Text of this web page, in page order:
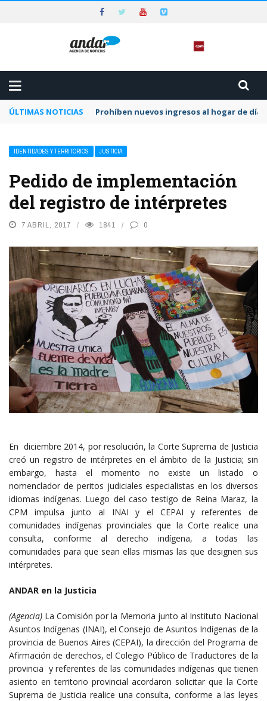
ÚLTIMAS NOTICIAS Prohíben nuevos ingresos al hogar de día
IDENTIDADES Y TERRITORIOS JUSTICIA
Pedido de implementación
del registro de intérpretes
7 ABRIL, 2017 1841 0
En diciembre 2014, por resolución, la Corte Suprema de Justicia
creó un registro de intérpretes en el ámbito de la Justicia; sin
embargo, hasta el momento no existe un listado o
nomenclador de peritos judiciales especialistas en los diversos
idiomas indígenas. Luego del caso testigo de Reina Maraz, la
CPM impulsa junto al INAI y el CEPAI y referentes de
comunidades indígenas provinciales que la Corte realice una
consulta, conforme al derecho indígena, a todas las
comunidades para que sean ellas mismas las que designen sus
intérpretes.
ANDAR en la Justicia
(Agencia) La Comisión por la Memoria junto al Instituto Nacional
Asuntos Indígenas (INAI), el Consejo de Asuntos Indígenas de la
provincia de Buenos Aires (CEPAI), la dirección del Programa de
Afirmación de derechos, el Colegio Público de Traductores de la
provincia y referentes de las comunidades indígenas que tienen
asiento en territorio provincial acordaron solicitar que la Corte
Suprema de Justicia realice una consulta, conforme a las leyes